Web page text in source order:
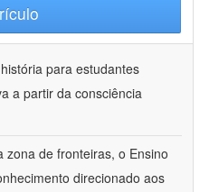
para estudantes
a partir da consciência
zona de fronteiras, o Ensino
direcionado aos